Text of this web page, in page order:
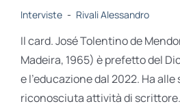
Interviste - Rivali Alessandro
Il card. José Tolentino de
Madeira, 1965) è prefetto del
e l'educazione dal 2022. Ha
riconosciuta attività di